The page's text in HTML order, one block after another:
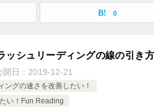
0
ッシュリーディングの線の引き
開日： 2019-12-21
ングの速さを改善したい！
い！Fun Reading